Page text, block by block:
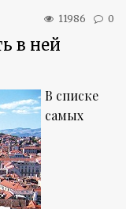
11986 0
в ней
В списке
самых